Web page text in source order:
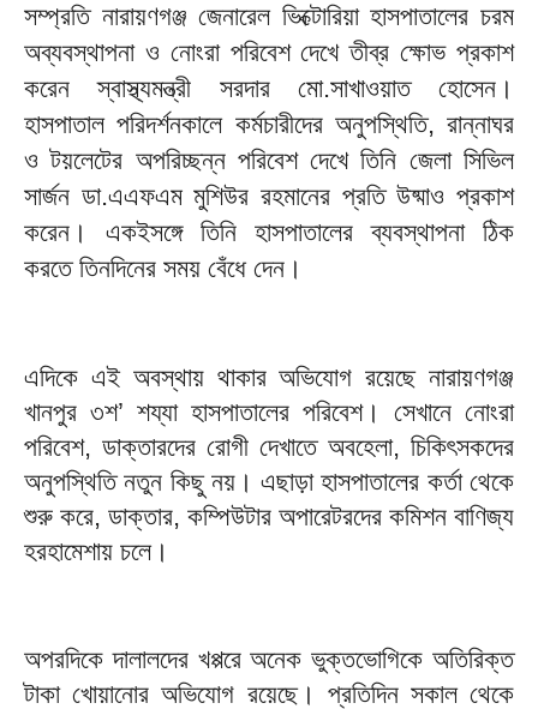
সম্প্রতি নারায়ণগঞ্জ জেনারেল ভিক্টোরিয়া হাসপাতালের চরম
অব্যবস্থাপনা ও নোংরা পরিবেশ দেখে তীব্র ক্ষোভ প্রকাশ
করেন স্বাস্থ্যমন্ত্রী সরদার মো.সাখাওয়াত হোসেন।
হাসপাতাল পরিদর্শনকালে কর্মচারীদের অনুপস্থিতি, রান্নাঘর
ও টয়লেটের অপরিচ্ছন্ন পরিবেশ দেখে তিনি জেলা সিভিল
সার্জন ডা.এএফএম মুশিউর রহমানের প্রতি উষ্মাও প্রকাশ
করেন। একইসঙ্গে তিনি হাসপাতালের ব্যবস্থাপনা ঠিক
করতে তিনদিনের সময় বেঁধে দেন।
এদিকে এই অবস্থায় থাকার অভিযোগ রয়েছে নারায়ণগঞ্জ
খানপুর ৩শ’ শয্যা হাসপাতালের পরিবেশ। সেখানে নোংরা
পরিবেশ, ডাক্তারদের রোগী দেখাতে অবহেলা, চিকিৎসকদের
অনুপস্থিতি নতুন কিছু নয়। এছাড়া হাসপাতালের কর্তা থেকে
শুরু করে, ডাক্তার, কম্পিউটার অপারেটরদের কমিশন বাণিজ্য
হরহামেশায় চলে।
অপরদিকে দালালদের খপ্পরে অনেক ভুক্তভোগিকে অতিরিক্ত
টাকা খোয়ানোর অভিযোগ রয়েছে। প্রতিদিন সকাল থেকে